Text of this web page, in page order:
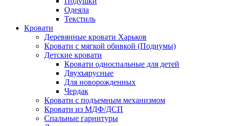
Одеяла
Текстиль
Кровати
Деревянные кровати Харьков
Кровати с мягкой обивкой (Подиумы)
Детские кровати
Кровати односпальные для детей
Двухъярусные
Для новорожденных
Чердак
Кровати с подъемным механизмом
Кровати из МДФ/ДСП
Спальные гарнитуры